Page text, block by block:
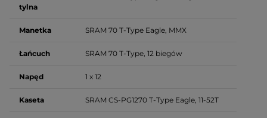
tylna
Manetka SRAM 70 T-Type Eagle, MMX
Łańcuch SRAM 70 T-Type, 12 biegów
Napęd 1 x 12
Kaseta SRAM CS-PG1270 T-Type Eagle, 11-52T